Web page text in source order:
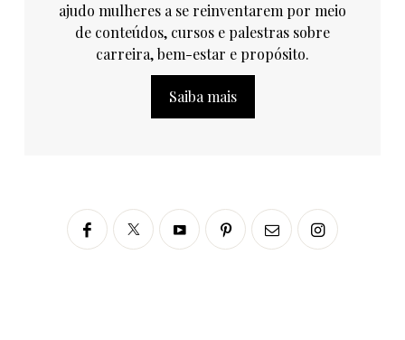
ajudo mulheres a se reinventarem por meio
de conteúdos, cursos e palestras sobre
carreira, bem-estar e propósito.
Saiba mais